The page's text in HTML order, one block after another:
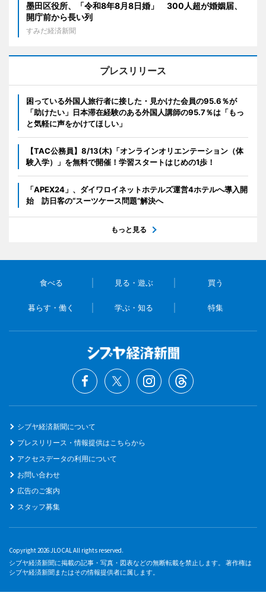
墨田区役所、「令和8年8月8日婚」 300人超が婚姻届、
開庁前から長い列
すみだ経済新聞
プレスリリース
困っている外国人旅行者に接した・見かけた会員の95.6％が
「助けたい」日本滞在経験のある外国人講師の95.7％は「もっ
と気軽に声をかけてほしい」
【TAC公務員】8/13(木)「オンラインオリエンテーション（体
験入学）」を無料で開催！学習スタートはじめの1歩！
「APEX24」、ダイワロイネットホテルズ運営4ホテルへ導入開
始 訪日客の“スーツケース問題”解決へ
もっと見る
食べる 見る・遊ぶ 買う
暮らす・働く 学ぶ・知る 特集
シブヤ経済新聞について
プレスリリース・情報提供はこちらから
アクセスデータの利用について
お問い合わせ
広告のご案内
スタッフ募集
Copyright 2026 JLOCAL All rights reserved.
シブヤ経済新聞に掲載の記事・写真・図表などの無断転載を禁止します。 著作権は
シブヤ経済新聞またはその情報提供者に属します。